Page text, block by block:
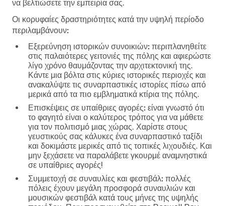
να βελτιώσετε την εμπειρία σας.
Οι κορυφαίες δραστηριότητες κατά την υψηλή περίοδο
περιλαμβάνουν:
Εξερεύνηση ιστορικών συνοικιών: περιπλανηθείτε
στις παλαιότερες γειτονιές της πόλης και αφιερώστε
λίγο χρόνο θαυμάζοντας την αρχιτεκτονική της.
Κάντε μια βόλτα στις κύριες ιστορικές περιοχές και
ανακαλύψτε τις συναρπαστικές ιστορίες πίσω από
μερικά από τα πιο εμβληματικά κτίρια της πόλης.
Επισκέψεις σε υπαίθριες αγορές: είναι γνωστό ότι
το φαγητό είναι ο καλύτερος τρόπος για να μάθετε
για τον πολιτισμό μιας χώρας. Χαρίστε στους
γευστικούς σας κάλυκες ένα συναρπαστικό ταξίδι
και δοκιμάστε μερικές από τις τοπικές λιχουδιές. Και
μην ξεχάσετε να παραλάβετε γκουρμέ αναμνηστικά
σε υπαίθριες αγορές!
Συμμετοχή σε συναυλίες και φεστιβάλ: πολλές
πόλεις έχουν μεγάλη προσφορά συναυλιών και
μουσικών φεστιβάλ κατά τους μήνες της υψηλής